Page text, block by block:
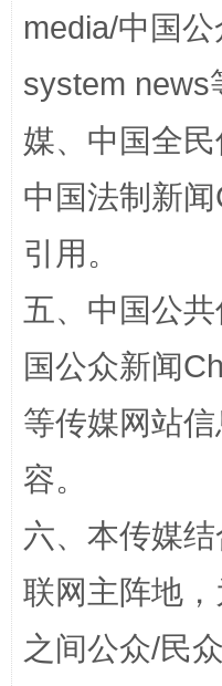
镜头丨大暑
如何以同查同治破解
一颗心始终
media/中国
system news
媒、中国全
中国法制新
引用。
五、中国公
国公众新闻
等传媒网站
容。
六、本传媒
联网主阵地
之间公众/民